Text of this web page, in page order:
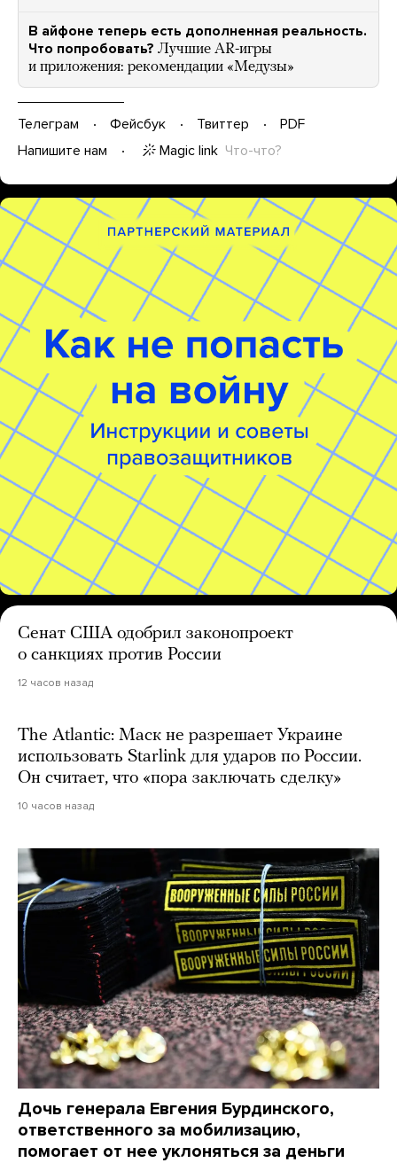
В айфоне теперь есть дополненная реальность.
Что попробовать? Лучшие AR-игры
и приложения: рекомендации «Медузы»
Телеграм Фейсбук Твиттер
PDF
Напишите нам
Magic link Что-что?
Сенат США одобрил законопроект
о санкциях против России
12 часов назад
The Atlantic: Маск не разрешает Украине
использовать Starlink для ударов по России.
Он считает, что «пора заключать сделку»
10 часов назад
Дочь генерала Евгения Бурдинского,
ответственного за мобилизацию,
помогает от нее уклоняться за деньги